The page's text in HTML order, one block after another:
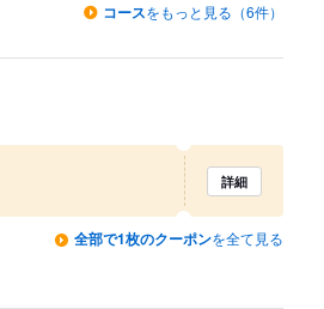
コースをもっと見る（6件）
詳細
全部で1枚のクーポンを全て見る